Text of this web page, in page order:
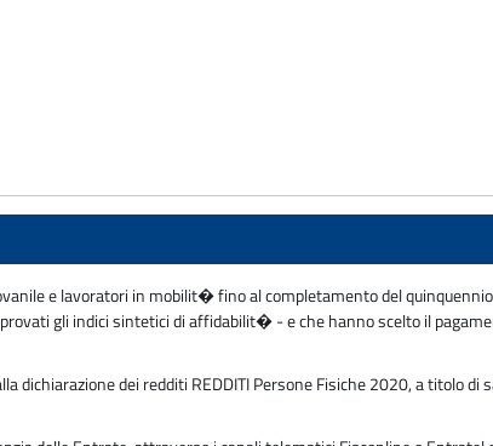
e lavoratori in mobilit� fino al completamento del
gli indici sintetici di affidabilit� - e che hanno scelto il
dei redditi REDDITI Persone Fisiche 2020, a titolo di